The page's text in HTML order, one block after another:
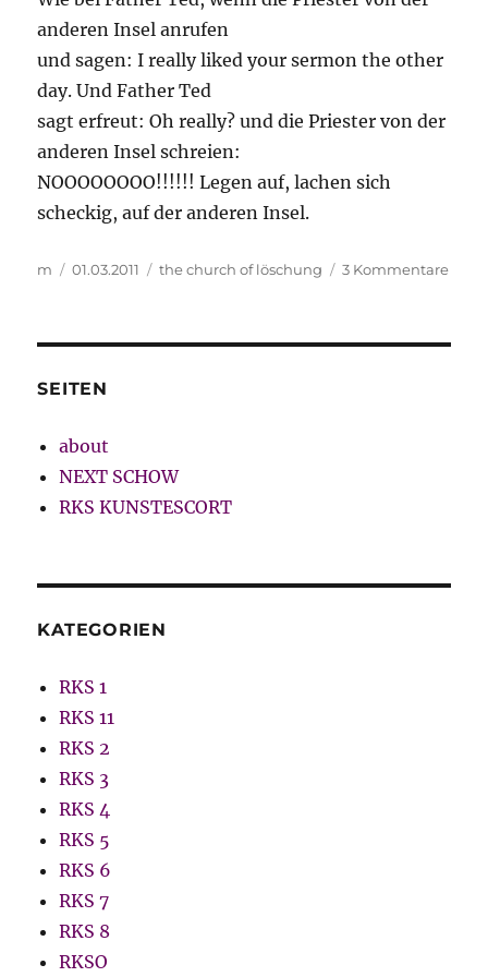
anderen Insel anrufen
und sagen: I really liked your sermon the other
day. Und Father Ted
sagt erfreut: Oh really? und die Priester von der
anderen Insel schreien:
NOOOOOOOO!!!!!! Legen auf, lachen sich
scheckig, auf der anderen Insel.
Autor
m
Veröffentlicht
01.03.2011 Kategorien
the church of löschung 3 Kommentarezu
SEITEN
about
NEXT SCHOW
RKS KUNSTESCORT
KATEGORIEN
RKS 1
RKS 11
RKS 2
RKS 3
RKS 4
RKS 5
RKS 6
RKS 7
RKS 8
RKSO